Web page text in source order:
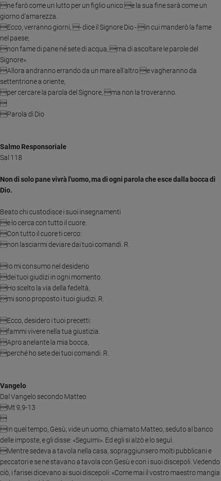
Cultura
e
Sanremo
2026
Cinema,
Tv
e
Libri
Arte
educazione
e
figli
Nonni
Coppia
e
giovani
Adolescenza
Foto
Video
Podcast
Privacy
ne farò come un lutto per un figlio unico e la sua fine sarà come un
giorno d'amarezza.
Ecco, verranno giorni, - dice il Signore Dio - in cui manderò la fame
nel paese;
non fame di pane né sete di acqua, ma di ascoltare le parole del
Signore».
Allora andranno errando da un mare all'altro e vagheranno da
settentrione a oriente,
per cercare la parola del Signore, ma non la troveranno.

Parola di Dio
Salmo Responsoriale
Sal 118
Non di solo pane vivrà l'uomo, ma di ogni parola che esce dalla bocca di
Dio.
Beato chi custodisce i suoi insegnamenti
e lo cerca con tutto il cuore.
Con tutto il cuore ti cerco:
non lasciarmi deviare dai tuoi comandi. R.
Io mi consumo nel desiderio
dei tuoi giudizi in ogni momento.
Ho scelto la via della fedeltà,
mi sono proposto i tuoi giudizi. R.
Ecco, desidero i tuoi precetti:
fammi vivere nella tua giustizia.
Apro anelante la mia bocca,
perché ho sete dei tuoi comandi. R.
Vangelo
Dal Vangelo secondo Matteo
Mt 9,9-13

In quel tempo, Gesù, vide un uomo, chiamato Matteo, seduto al banco
delle imposte, e gli disse: «Seguimi». Ed egli si alzò e lo seguì.
Mentre sedeva a tavola nella casa, sopraggiunsero molti pubblicani e
peccatori e se ne stavano a tavola con Gesù e con i suoi discepoli. Vedendo
ciò, i farisei dicevano ai suoi discepoli: «Come mai il vostro maestro mangia